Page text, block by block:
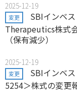
2025-12-19
変更
SBIインベ
Therapeutics株式
（保有減少）
2025-12-19
変更
SBIインベ
5254＞株式の変更